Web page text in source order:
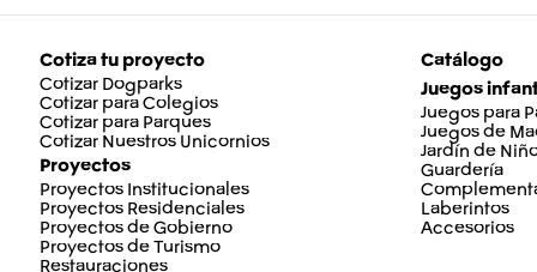
Cotiza tu proyecto
Cotizar Dogparks
Cotizar para Colegios
Cotizar para Parques
Cotizar Nuestros Unicornios
Proyectos
Proyectos Institucionales
Proyectos Residenciales
Proyectos de Gobierno
Proyectos de Turismo
Restauraciones
Catálogo
Juegos
Juegos para
Juegos de
Jardín de
Guardería
Laberintos
Accesorios